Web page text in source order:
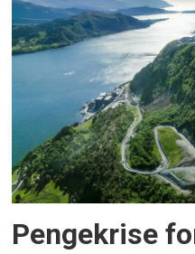
Pengekrise